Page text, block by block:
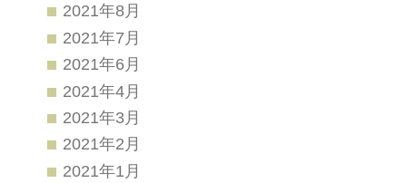
2021年8月
2021年7月
2021年6月
2021年4月
2021年3月
2021年2月
2021年1月